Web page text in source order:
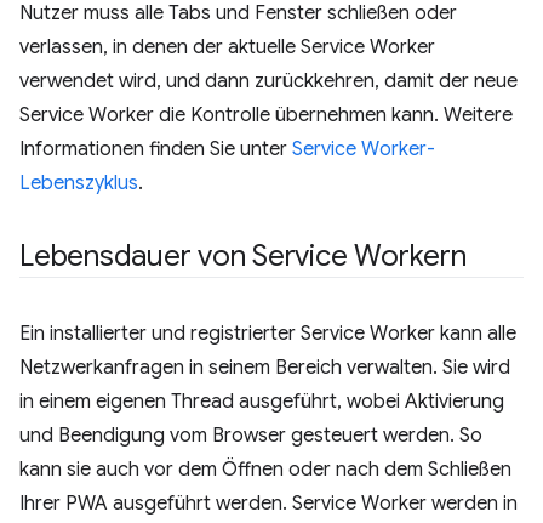
Nutzer muss alle Tabs und Fenster schließen oder
verlassen, in denen der aktuelle Service Worker
verwendet wird, und dann zurückkehren, damit der neue
Service Worker die Kontrolle übernehmen kann. Weitere
Informationen finden Sie unter Service Worker-
Lebenszyklus.
Lebensdauer von Service Workern
Ein installierter und registrierter Service Worker kann alle
Netzwerkanfragen in seinem Bereich verwalten. Sie wird
in einem eigenen Thread ausgeführt, wobei Aktivierung
und Beendigung vom Browser gesteuert werden. So
kann sie auch vor dem Öffnen oder nach dem Schließen
Ihrer PWA ausgeführt werden. Service Worker werden in